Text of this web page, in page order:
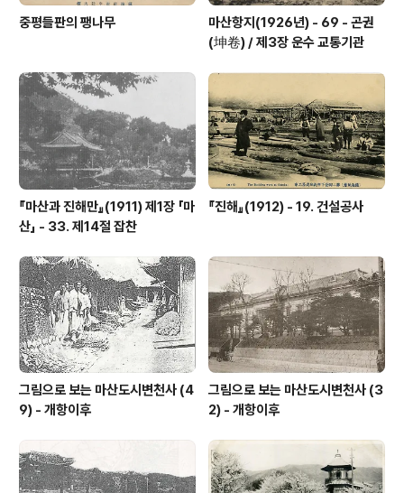
중평들판의 팽나무
마산항지(1926년) - 69 - 곤권
(坤卷) / 제3장 운수 교통기관
『마산과 진해만』(1911) 제1장 「마
산」 - 33. 제14절 잡찬
『진해』(1912) - 19. 건설공사
그림으로 보는 마산도시변천사 (4
9) - 개항이후
그림으로 보는 마산도시변천사 (3
2) - 개항이후